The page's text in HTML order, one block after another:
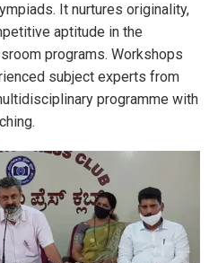
It nurtures originality,
aptitude in the
programs. Workshops
subject experts from
programme with